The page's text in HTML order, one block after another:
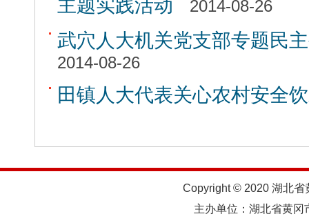
主题实践活动
2014-08-26
武穴人大机关党支部专题民
2014-08-26
田镇人大代表关心农村安全
Copyright © 2020 湖北省
主办单位：湖北省黄